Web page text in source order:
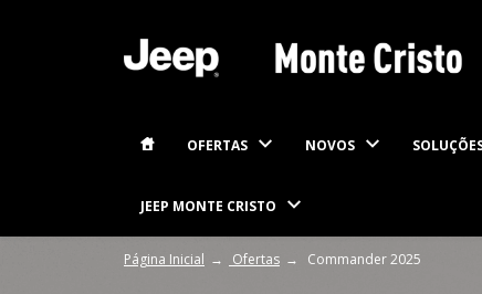
OFERTAS NOVOS
JEEP MONTE CRISTO
Página Inicial Ofertas Commander 2025